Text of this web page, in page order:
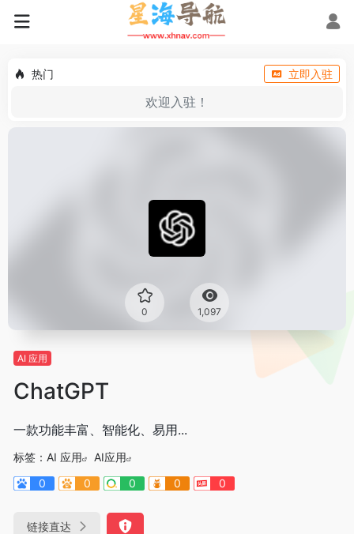
热门 立即入驻
欢迎入驻！
0 1,097
AI 应用
ChatGPT
一款功能丰富、智能化、易用...
标签： AI 应用
AI应用
0
0 0 0 0
链接直达